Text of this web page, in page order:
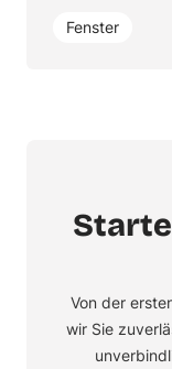
Fenster
Von der
wir Sie